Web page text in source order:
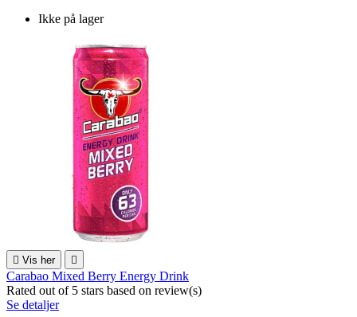
Ikke på lager
 Vis her 
Carabao Mixed Berry Energy Drink
Rated out of 5 stars based on review(s)
Se detaljer